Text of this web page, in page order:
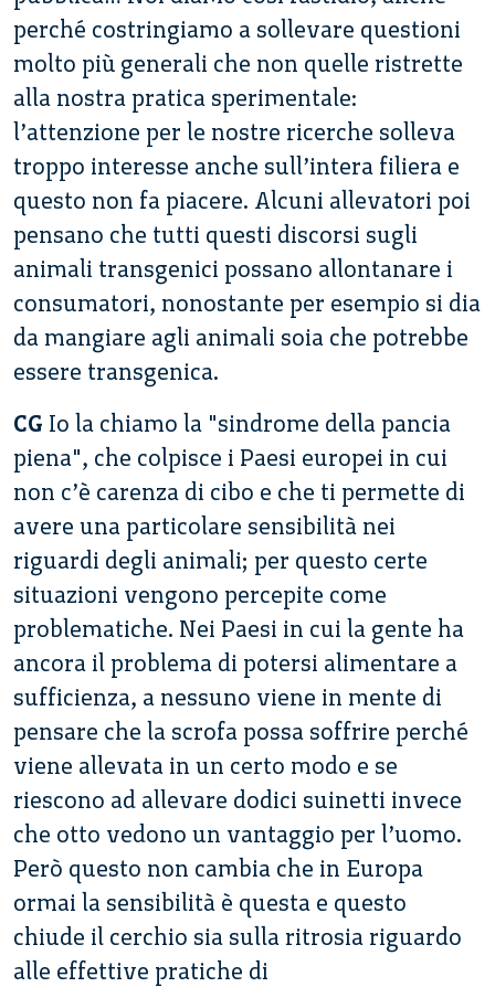
perché costringiamo a sollevare questioni
molto più generali che non quelle ristrette
alla nostra pratica sperimentale:
l’attenzione per le nostre ricerche solleva
troppo interesse anche sull’intera filiera e
questo non fa piacere. Alcuni allevatori poi
pensano che tutti questi discorsi sugli
animali transgenici possano allontanare i
consumatori, nonostante per esempio si dia
da mangiare agli animali soia che potrebbe
essere transgenica.
CG Io la chiamo la "sindrome della pancia
piena", che colpisce i Paesi europei in cui
non c’è carenza di cibo e che ti permette di
avere una particolare sensibilità nei
riguardi degli animali; per questo certe
situazioni vengono percepite come
problematiche. Nei Paesi in cui la gente ha
ancora il problema di potersi alimentare a
sufficienza, a nessuno viene in mente di
pensare che la scrofa possa soffrire perché
viene allevata in un certo modo e se
riescono ad allevare dodici suinetti invece
che otto vedono un vantaggio per l’uomo.
Però questo non cambia che in Europa
ormai la sensibilità è questa e questo
chiude il cerchio sia sulla ritrosia riguardo
alle effettive pratiche di